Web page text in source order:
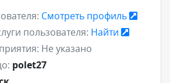
Смотреть профиль
пользователя: Найти
Не указано
polet27